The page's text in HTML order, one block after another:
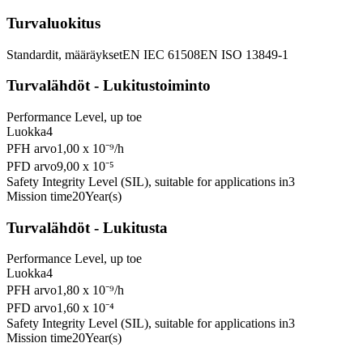
Turvaluokitus
Standardit, määräyksetEN IEC 61508EN ISO 13849-1
Turvalähdöt - Lukitustoiminto
Performance Level, up toe
Luokka4
PFH arvo1,00 x 10⁻⁹/h
PFD arvo9,00 x 10⁻⁵
Safety Integrity Level (SIL), suitable for applications in3
Mission time20Year(s)
Turvalähdöt - Lukitusta
Performance Level, up toe
Luokka4
PFH arvo1,80 x 10⁻⁹/h
PFD arvo1,60 x 10⁻⁴
Safety Integrity Level (SIL), suitable for applications in3
Mission time20Year(s)